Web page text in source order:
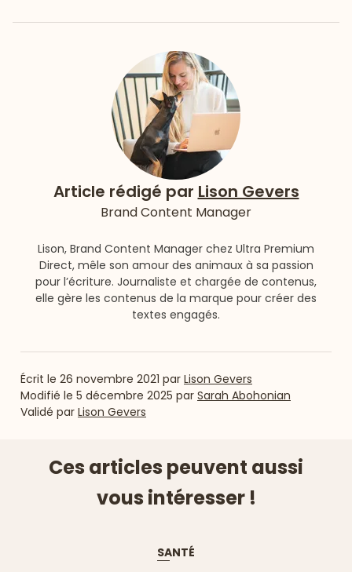
Article rédigé par Lison Gevers
Brand Content Manager
Lison, Brand Content Manager chez Ultra Premium
Direct, mêle son amour des animaux à sa passion
pour l’écriture. Journaliste et chargée de contenus,
elle gère les contenus de la marque pour créer des
textes engagés.
Écrit le 26 novembre 2021 par Lison Gevers
Modifié le 5 décembre 2025 par Sarah Abohonian
Validé par Lison Gevers
Ces articles peuvent aussi
vous intéresser !
SANTÉ